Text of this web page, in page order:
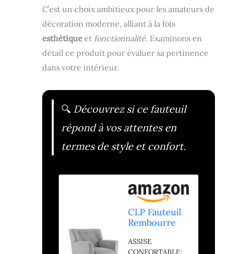
C’est un choix ambitieux pour les amateurs de
décoration moderne, alliant à la fois
esthétique et fonctionnalité. Examinons en
détail ce produit pour évaluer sa pertinence
dans votre intérieur.
🔍 Découvrez si ce fauteuil
répond à vos attentes en
termes de style et confort.
CLP Fauteuil
Rembourre
cotele Kioni
ASSISE